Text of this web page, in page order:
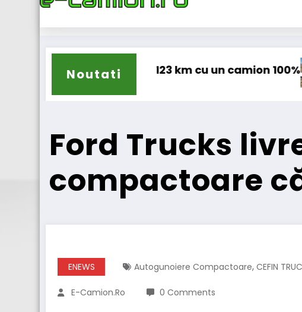
Noutati
cu un camion 100% electric în transport
Proiectul Revoy prinde
Ford Trucks
compactoare
ENEWS Autogunoiere Compactoare, CEFIN
E-Camion.ro 0 Comments